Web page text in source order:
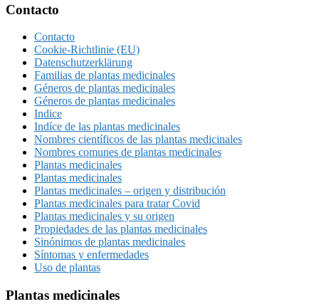
Footer
Contacto
Contacto
Cookie-Richtlinie (EU)
Datenschutzerklärung
Familias de plantas medicinales
Géneros de plantas medicinales
Géneros de plantas medicinales
Indice
Indíce de las plantas medicinales
Nombres científicos de las plantas medicinales
Nombres comunes de plantas medicinales
Plantas medicinales
Plantas medicinales
Plantas medicinales – origen y distribución
Plantas medicinales para tratar Covid
Plantas medicinales y su origen
Propiedades de las plantas medicinales
Sinónimos de plantas medicinales
Síntomas y enfermedades
Uso de plantas
Plantas medicinales